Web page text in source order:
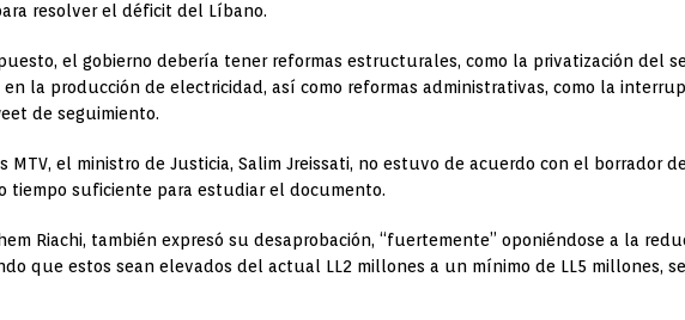
resolver el déficit del Líbano.
el gobierno debería tener reformas estructurales, como la privatización del
la producción de electricidad, así como reformas administrativas, como la
de seguimiento.
MTV, el ministro de Justicia, Salim Jreissati, no estuvo de acuerdo con el borrador
tiempo suficiente para estudiar el documento.
Riachi, también expresó su desaprobación, “fuertemente” oponiéndose a la
que estos sean elevados del actual LL2 millones a un mínimo de LL5 millones,